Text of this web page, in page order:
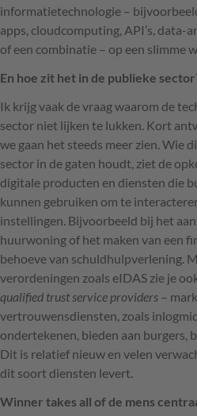
informatietechnologie –
apps, cloudcomputing, API’s, data-
of een combinatie – op een slimme
En hoe zit het in de publieke
Ik krijg vaak de vraag waarom de
sector niet lijken te lukken. Kort
we gaan het steeds meer zien. Wie
sector in de gaten houdt, ziet de
digitale producten en diensten die
kunnen gebruiken om te
instellingen. Bijvoorbeeld bij het
huurwoning of het maken van een
behoeve van schuldhulpverlening.
verordeningen zoals eIDAS zie je
qualified trust service providers –
vertrouwensdiensten, zoals
ondertekenen, bieden aan burgers,
Dit is relatief nieuw en velen
dit soort diensten levert.
Winner takes all of de mens